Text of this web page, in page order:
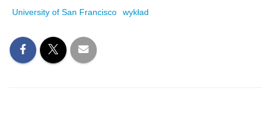
University of San Francisco
wykład